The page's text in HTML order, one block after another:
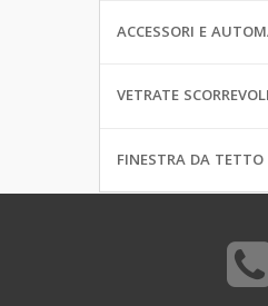
ACCESSORI E
VETRATE
FINESTRA DA TETTO